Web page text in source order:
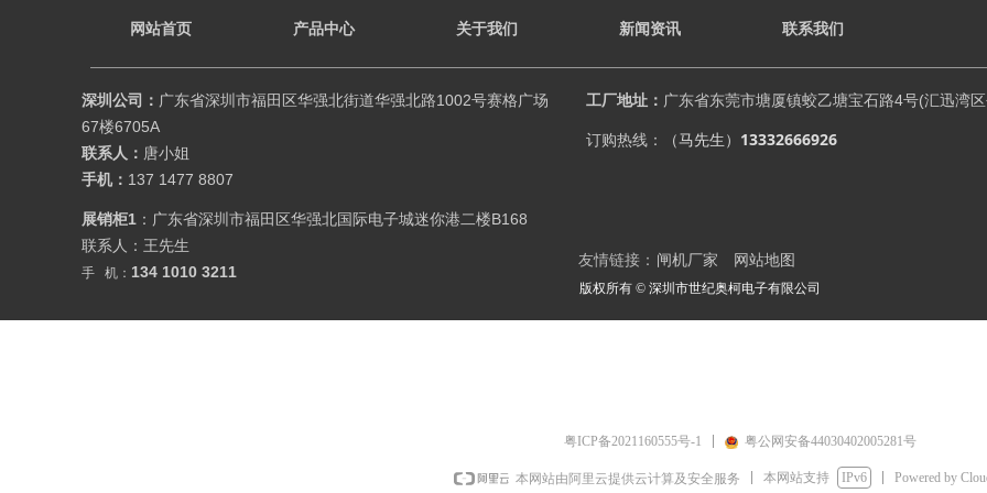
网站首页 产品中心 关于我们 新闻资讯 联系我们
版权所有 © 深圳市世纪奥柯电子有限公司
深圳公司： 广东省深圳市福田区华强北街道华强北路1002号赛格广场
67楼6705A
联系人： 唐小姐
手机： 137 1477 8807
展销柜1 ：广东省深圳市福田区华强北国际电子城迷你港二楼B168
联系人：王先生
手 机： 134 1010 3211
工厂地址： 广东省东莞市塘厦镇蛟乙塘宝石路4号(汇迅湾
订购热线： （马先生） 13332666926
友情链接： 闸机厂家 网站地图
粤ICP备2021160555号-1 粤公网安备44030402005281号
本网站由阿里云提供云计算及安全服务 本网站支持 IPv6 Powered by